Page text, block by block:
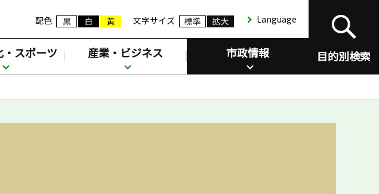
配色 文字サイズ Language
目的別検索
スポーツ 産業・ビジネス 市政情報